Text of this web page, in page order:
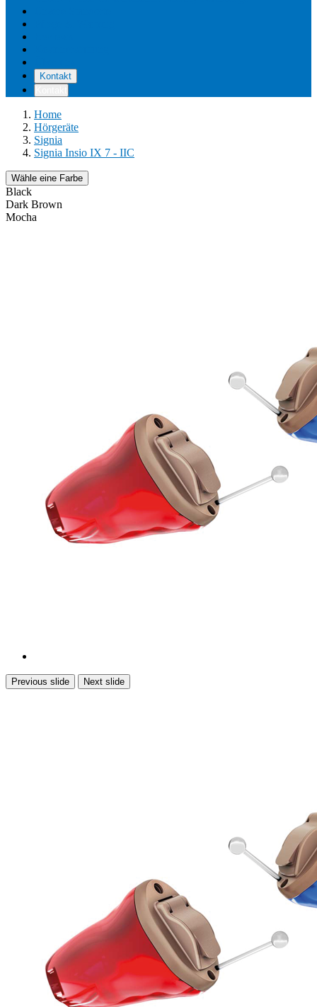
Kontakt
Home
Hörgeräte
Signia
Signia Insio IX 7 - IIC
Wähle eine Farbe
Black
Dark Brown
Mocha
Previous slide Next slide